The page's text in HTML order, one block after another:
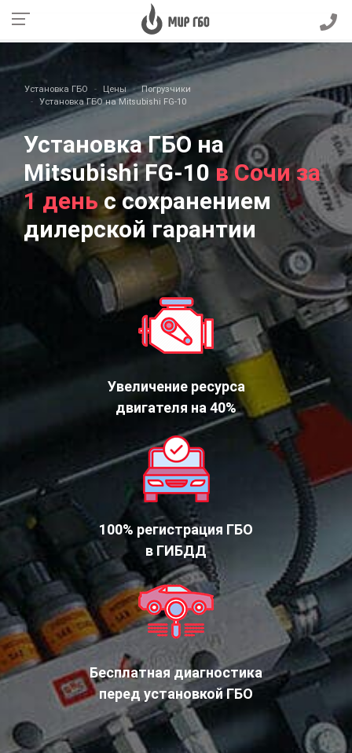
Установка ГБО Цены
Погрузчики
Установка ГБО на Mitsubishi FG-10
Установка ГБО на
Mitsubishi FG-10в Сочи за
1 деньс сохранением
дилерской гарантии
Увеличение ресурса
двигателя на 40%
100% регистрация ГБО
в ГИБДД
Бесплатная диагностика
перед установкой ГБО